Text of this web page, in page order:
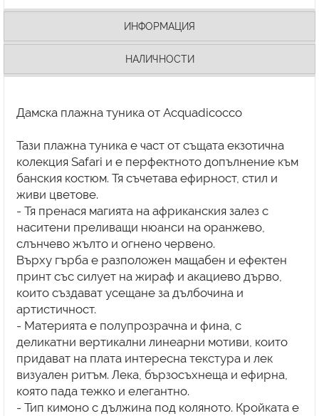
ИНФОРМАЦИЯ
НАЛИЧНОСТИ
Дамска плажна туника от Acquadicocco
Тази плажна туника е част от същата екзотична
колекция Safari и е перфектното допълнение към
банския костюм. Тя съчетава ефирност, стил и
живи цветове.
- Тя пренася магията на африканския залез с
наситени преливащи нюанси на оранжево,
слънчево жълто и огнено червено.
Върху гърба е разположен мащабен и ефектен
принт със силует на жираф и акациево дърво,
които създават усещане за дълбочина и
артистичност.
- Материята е полупрозрачна и фина, с
деликатни вертикални линеарни мотиви, които
придават на плата интересна текстура и лек
визуален ритъм. Лека, бързосъхнеща и ефирна,
която пада тежко и елегантно.
- Тип кимоно с дължина под коляното. Кройката е